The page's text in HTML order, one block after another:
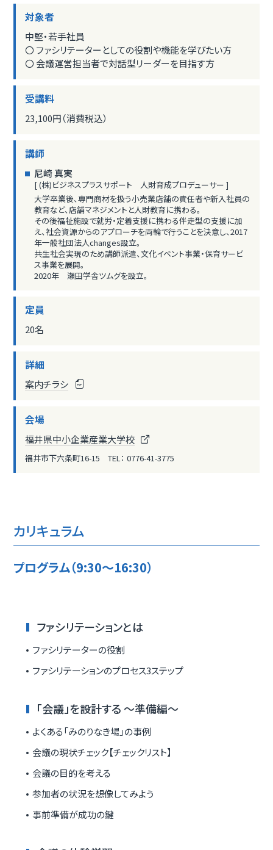
対象者
中堅・若手社員
〇 ファシリテーターとしての役割や機能を学びたい方
〇 会議運営担当者で対話型リーダーを目指す方
受講料
23,100円（消費税込）
講師
尼崎 真実
[ (株)ビジネスプラスサポート 人財育成プロデューサー ]
大学卒業後、専門商材を扱う小売業店舗の責任者や新入社員の
教育など、店舗マネジメントと人財教育に携わる。
その後福祉施設で就労・定着支援に携わる伴走型の支援に加
え、社会資源からのアプローチを両輪で行うことを決意し、2017
年一般社団法人changes設立。
共生社会実現のため講師派遣、文化イベント事業・保育サービ
ス事業を展開。
2020年 瀬田学舎ツムグを設立。
定員
20名
詳細
案内チラシ
会場
福井県中小企業産業大学校
福井市下六条町16-15 TEL： 0776-41-3775
カリキュラム
プログラム（9:30～16:30）
ファシリテーションとは
ファシリテーターの役割
ファシリテーションのプロセス3ステップ
「会議」を設計する ～準備編～
よくある「みのりなき場」の事例
会議の現状チェック【チェックリスト】
会議の目的を考える
参加者の状況を想像してみよう
事前準備が成功の鍵